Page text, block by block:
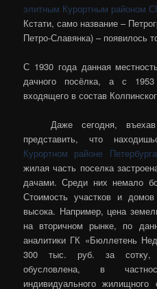
Кстати, само название –
Петро-Славянка) – появилось
С 1930 года данная
дачного посёлка, а с
входящего в состав
Даже сегодня,
представить, что
Курортном районе Петербурга
жилая часть поселка
дачами. Среди них немало
Стоимость участков и
высока. Например, цена
на вторичном рынке, по
аналитики ГК «Бюллетень
300 тыс. руб. за сотку,
обусловлена, в
индивидуального